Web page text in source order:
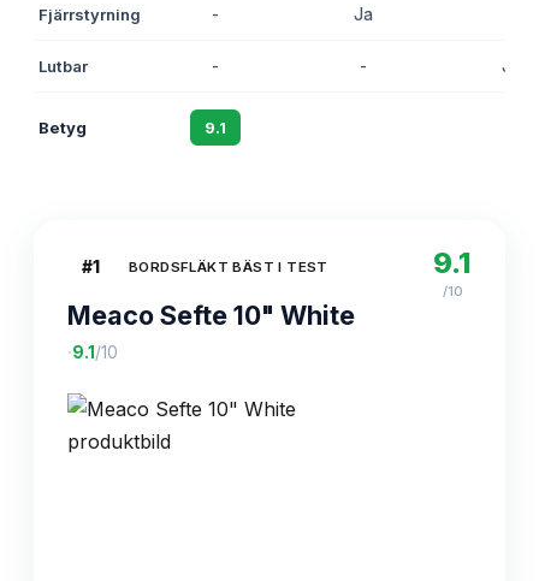
Fjärrstyrning - Ja
Lutbar - - Ja
Betyg 9.1
#1 BORDSFLÄKT BÄST I TEST
Meaco Sefte 10" White
·9.1 /10
9.1
/10